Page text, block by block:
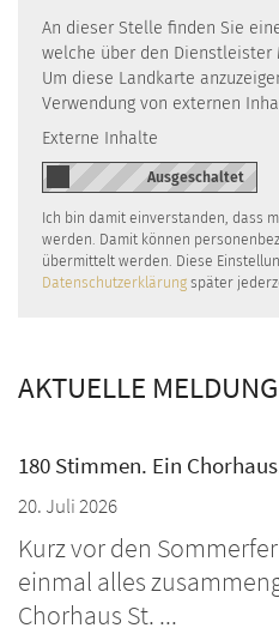
An dieser Stelle finden Sie
welche über den Dienstleister
Um diese Landkarte
Verwendung von externen
Externe Inhalte
Ich bin damit einverstanden, dass
werden. Damit können
übermittelt werden. Diese
Datenschutzerklärung später
AKTUELLE
180 Stimmen. Ein
20. Juli 2026
Kurz vor den
einmal alles
Chorhaus St. ...